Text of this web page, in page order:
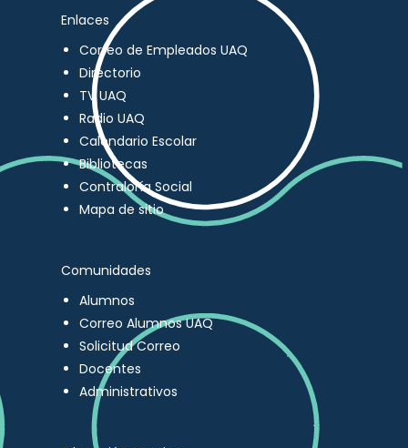
Enlaces
Correo de Empleados UAQ
Directorio
TV UAQ
Radio UAQ
Calendario Escolar
Bibliotecas
Contraloría Social
Mapa de sitio
Comunidades
Alumnos
Correo Alumnos UAQ
Solicitud Correo
Docentes
Administrativos